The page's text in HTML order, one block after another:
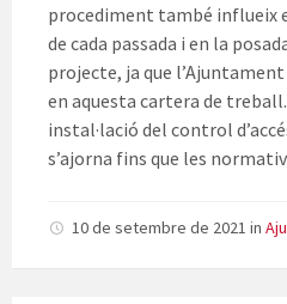
procediment també influeix
de cada passada i en la
projecte, ja que
en aquesta cartera de
instal·lació del control
s’ajorna fins que les
10 de setembre de 2021 in